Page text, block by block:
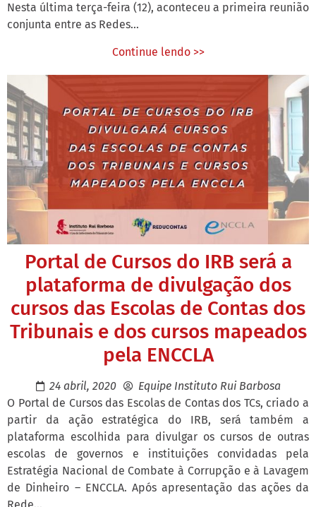
Nesta última terça-feira (12), aconteceu a primeira reunião
conjunta entre as Redes...
Continue lendo >>
Portal de Cursos do IRB será a
plataforma de divulgação dos
cursos das Escolas de Contas dos
Tribunais e dos cursos mapeados
pela ENCCLA
24 abril, 2020
Equipe Instituto Rui Barbosa
O Portal de Cursos das Escolas de Contas dos TCs, criado a
partir da ação estratégica do IRB, será também a
plataforma escolhida para divulgar os cursos de outras
escolas de governos e instituições convidadas pela
Estratégia Nacional de Combate à Corrupção e à Lavagem
de Dinheiro – ENCCLA. Após apresentação das ações da